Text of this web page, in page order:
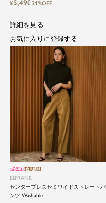
¥5,49021%OFF
ELFRANK
センタープレスセミワイドストレートパ
ンツ Washable
新作早割会員価格
詳細を見る
お気に入りに登録する